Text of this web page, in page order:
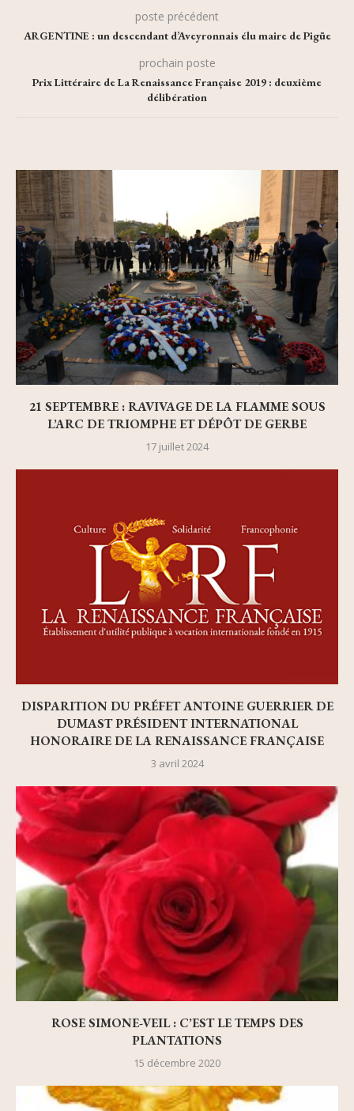
poste précédent
ARGENTINE : un descendant d’Aveyronnais élu maire de Pigüe
prochain poste
Prix Littéraire de La Renaissance Française 2019 : deuxième
délibération
21 SEPTEMBRE : RAVIVAGE DE LA FLAMME SOUS
L’ARC DE TRIOMPHE ET DÉPÔT DE GERBE
17 juillet 2024
DISPARITION DU PRÉFET ANTOINE GUERRIER DE
DUMAST PRÉSIDENT INTERNATIONAL
HONORAIRE DE LA RENAISSANCE FRANÇAISE
3 avril 2024
ROSE SIMONE-VEIL : C’EST LE TEMPS DES
PLANTATIONS
15 décembre 2020